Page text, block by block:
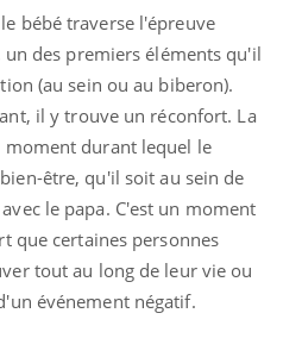
bébé traverse l'épreuve
des premiers éléments qu'il
(au sein ou au biberon).
il y trouve un réconfort. La
durant lequel le
être, qu'il soit au sein de
le papa. C'est un moment
que certaines personnes
tout au long de leur vie ou
événement négatif.